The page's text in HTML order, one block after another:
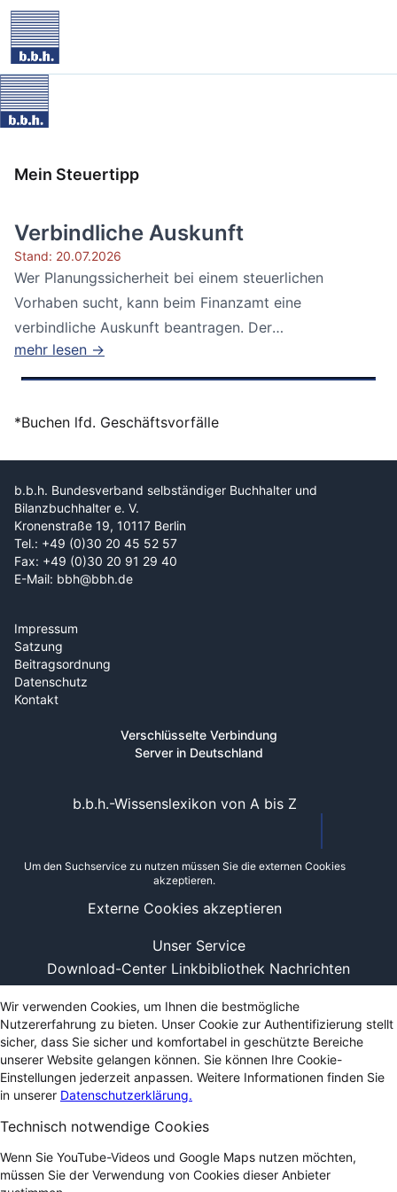
Mein Steuertipp
Verbindliche Auskunft
Stand: 20.07.2026
Wer Planungssicherheit bei einem steuerlichen
Vorhaben sucht, kann beim Finanzamt eine
verbindliche Auskunft beantragen. Der
Bundesfinanzhof...
mehr lesen →
*Buchen lfd. Geschäftsvorfälle
b.b.h. Bundesverband selbständiger Buchhalter und
Bilanzbuchhalter e. V.
Kronenstraße 19, 10117 Berlin
Tel.: +49 (0)30 20 45 52 57
Fax: +49 (0)30 20 91 29 40
E-Mail: bbh@bbh.de
Impressum
Satzung
Beitragsordnung
Datenschutz
Kontakt
Verschlüsselte Verbindung
Server in Deutschland
Unser Service
Download-Center Linkbibliothek Nachrichten
b.b.h.-Wissenslexikon von A bis Z
Um den Suchservice zu nutzen müssen Sie die externen Cookies
akzeptieren.
Externe Cookies akzeptieren
Wir verwenden Cookies, um Ihnen die bestmögliche
Nutzererfahrung zu bieten. Unser Cookie zur Authentifizierung stellt
sicher, dass Sie sicher und komfortabel in geschützte Bereiche
unserer Website gelangen können. Sie können Ihre Cookie-
Einstellungen jederzeit anpassen. Weitere Informationen finden Sie
in unserer Datenschutzerklärung.
Technisch notwendige Cookies
Wenn Sie YouTube-Videos und Google Maps nutzen möchten,
müssen Sie der Verwendung von Cookies dieser Anbieter